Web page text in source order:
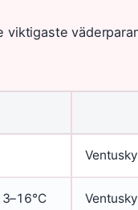
viktigaste
Ventusky
Ventusky